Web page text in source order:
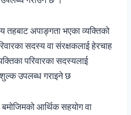
अपाङ्गता भएका व्यक्तिको
सदस्य वा संरक्षकलाई हेरचाह
परिवारका सदस्यलाई
उपलब्ध गराइने छ
आर्थिक सहयोग वा